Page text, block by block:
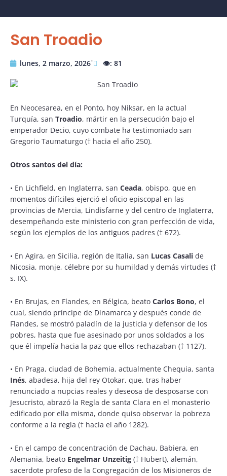
San Troadio
lunes, 2 marzo, 2026˙ 👁️: 81
En Neocesarea, en el Ponto, hoy Niksar, en la actual
Turquía, san Troadio, mártir en la persecución bajo el
emperador Decio, cuyo combate ha testimoniado san
Gregorio Taumaturgo († hacia el año 250).
Otros santos del día:
• En Lichfield, en Inglaterra, san Ceada, obispo, que en
momentos difíciles ejerció el oficio episcopal en las
provincias de Mercia, Lindisfarne y del centro de Inglaterra,
desempeñando este ministerio con gran perfección de vida,
según los ejemplos de los antiguos padres († 672).
• En Agira, en Sicilia, región de Italia, san Lucas Casali de
Nicosia, monje, célebre por su humildad y demás virtudes (†
s. IX).
• En Brujas, en Flandes, en Bélgica, beato Carlos Bono, el
cual, siendo príncipe de Dinamarca y después conde de
Flandes, se mostró paladín de la justicia y defensor de los
pobres, hasta que fue asesinado por unos soldados a los
que él impelía hacia la paz que ellos rechazaban († 1127).
• En Praga, ciudad de Bohemia, actualmente Chequia, santa
Inés, abadesa, hija del rey Otokar, que, tras haber
renunciado a nupcias reales y deseosa de desposarse con
Jesucristo, abrazó la Regla de santa Clara en el monasterio
edificado por ella misma, donde quiso observar la pobreza
conforme a la regla († hacia el año 1282).
• En el campo de concentración de Dachau, Babiera, en
Alemania, beato Engelmar Unzeitig († Hubert), alemán,
sacerdote profeso de la Congregación de los Misioneros de